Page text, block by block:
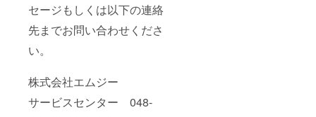
セージもしくは以下の連絡
先までお問い合わせくださ
い。
株式会社エムジー
サービスセンター 048-